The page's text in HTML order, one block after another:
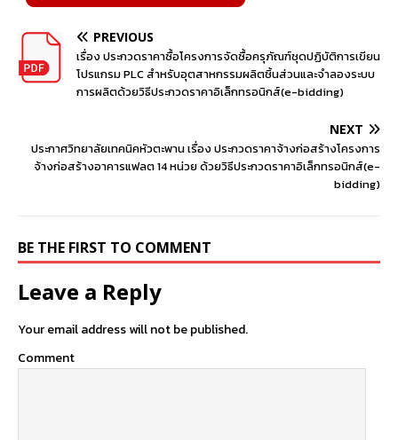
PREVIOUS
เรื่อง ประกวดราคาซื้อโครงการจัดซื้อครุภัณฑ์ชุดปฏิบัติการเขียน
โปรแกรม PLC สำหรับอุตสาหกรรมผลิตชิ้นส่วนและจำลองระบบ
การผลิตด้วยวิธีประกวดราคาอิเล็กทรอนิกส์(e-bidding)
NEXT
ประกาศวิทยาลัยเทคนิคหัวตะพาน เรื่อง ประกวดราคาจ้างก่อสร้างโครงการ
จ้างก่อสร้างอาคารแฟลต 14 หน่วย ด้วยวิธีประกวดราคาอิเล็กทรอนิกส์(e-
bidding)
BE THE FIRST TO COMMENT
Leave a Reply
Your email address will not be published.
Comment